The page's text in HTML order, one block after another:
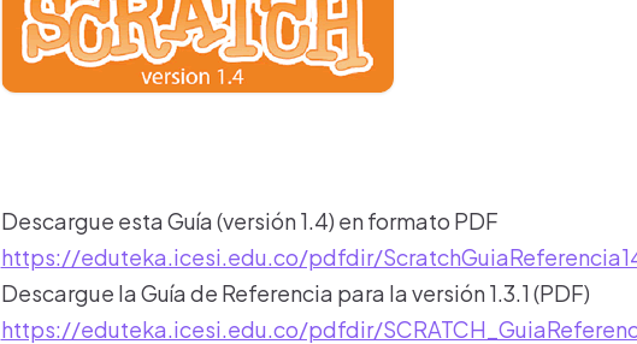
Descargue esta Guía (versión 1.4) en formato PDF
https://eduteka.icesi.edu.co/pdfdir/
Descargue la Guía de Referencia para la versión 1.3.1 (PDF)
https://eduteka.icesi.edu.co/pdfdir/